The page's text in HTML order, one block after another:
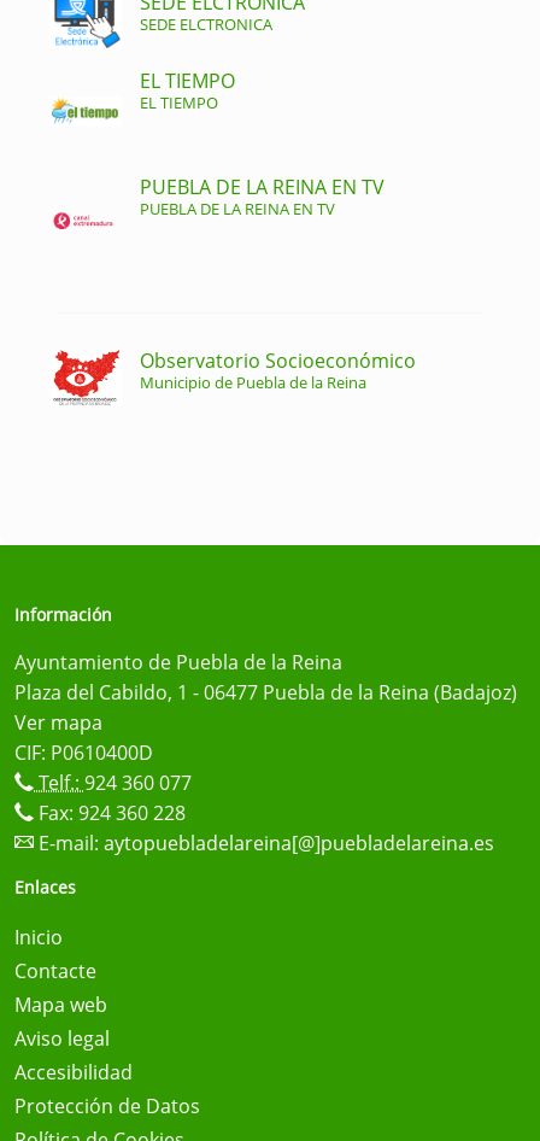
SEDE ELCTRONICA
EL TIEMPO
EL TIEMPO
PUEBLA DE LA REINA EN TV
PUEBLA DE LA REINA EN TV
Observatorio Socioeconómico
Municipio de Puebla de la Reina
Información
Ayuntamiento de Puebla de la Reina
Plaza del Cabildo, 1 - 06477 Puebla de la Reina (Badajoz)
Ver mapa
CIF: P0610400D
Telf.: 924 360 077
Fax: 924 360 228
E-mail: aytopuebladelareina[@]puebladelareina.es
Enlaces
Inicio
Contacte
Mapa web
Aviso legal
Accesibilidad
Protección de Datos